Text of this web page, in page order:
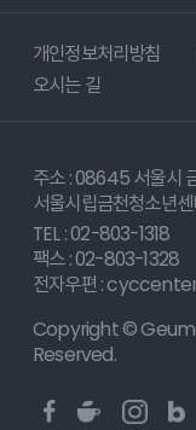
개인정보처리방침
오시는 길
주소 : 08645 서울시
서울시립금천청소년
TEL : 02-803-1318
팩스 : 02-803-1328
전자우편 :
Copyright ©
Reserved.